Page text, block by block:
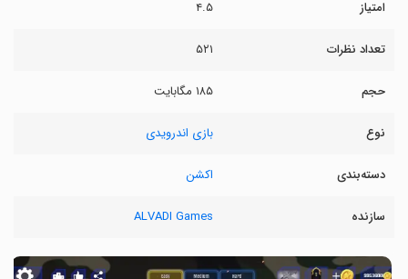
امتیاز ۴.۵
تعداد نظرات ۵۲۱
حجم ۱۸۵ مگابایت
نوع بازی اندرویدی
دسته‌بندی اکشن
سازنده ALVADI Games